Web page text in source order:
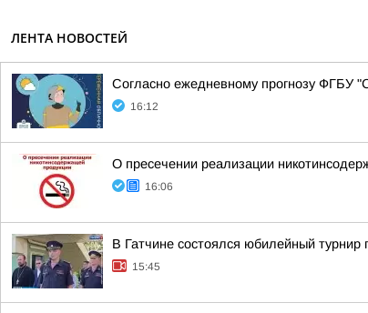
ЛЕНТА НОВОСТЕЙ
Согласно ежедневному прогнозу ФГБУ
16:12
О пресечении реализации
16:06
В Гатчине состоялся юбилейный
15:45